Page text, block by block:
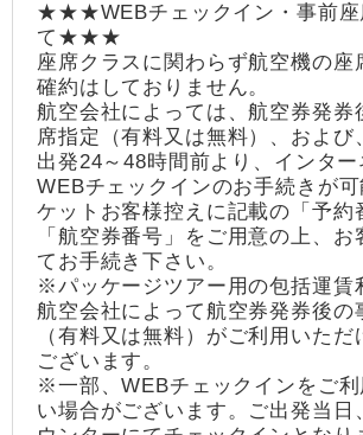
★★★WEBチェックイン・事前座
て★★★
座席クラスに関わらず航空機の座
確約はしておりません。
航空会社によっては、航空券発券
席指定（有料又は無料）、および
出発24～48時間前より、インター
WEBチェックインのお手続きが
ケットお客様控えに記載の「予約
「航空券番号」をご用意の上、お
てお手続き下さい。
※パッケージツアー用の包括運賃
航空会社によって航空券発券後の
（有料又は無料）がご利用いた
ございます。
※一部、WEBチェックインをご
い場合がございます。ご出発当日